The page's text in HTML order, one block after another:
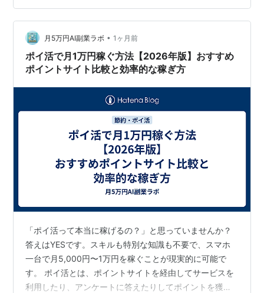
イム上場の株式会社セレスが運営しており、高還元率が
特徴です。 モッピ…
月5万円AI副業ラボ • 1ヶ月前
ポイ活で月1万円稼ぐ方法【2026年版】おすすめ
ポイントサイト比較と効率的な稼ぎ方
「ポイ活って本当に稼げるの？」と思っていませんか？
答えはYESです。スキルも特別な知識も不要で、スマホ
一台で月5,000円〜1万円を稼ぐことが現実的に可能で
す。 ポイ活とは、ポイントサイトを経由してサービスを
利用したり、アンケートに答えたりしてポイントを獲得